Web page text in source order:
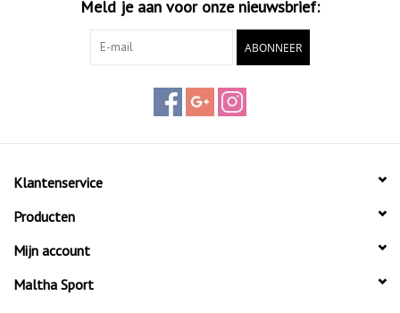
Meld je aan voor onze nieuwsbrief:
ABONNEER
Klantenservice
Producten
Mijn account
Maltha Sport